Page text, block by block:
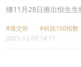
深化互联互通
继11月28日推出恒生生
#港交所 #科技100指数
2025-12-09 14:11